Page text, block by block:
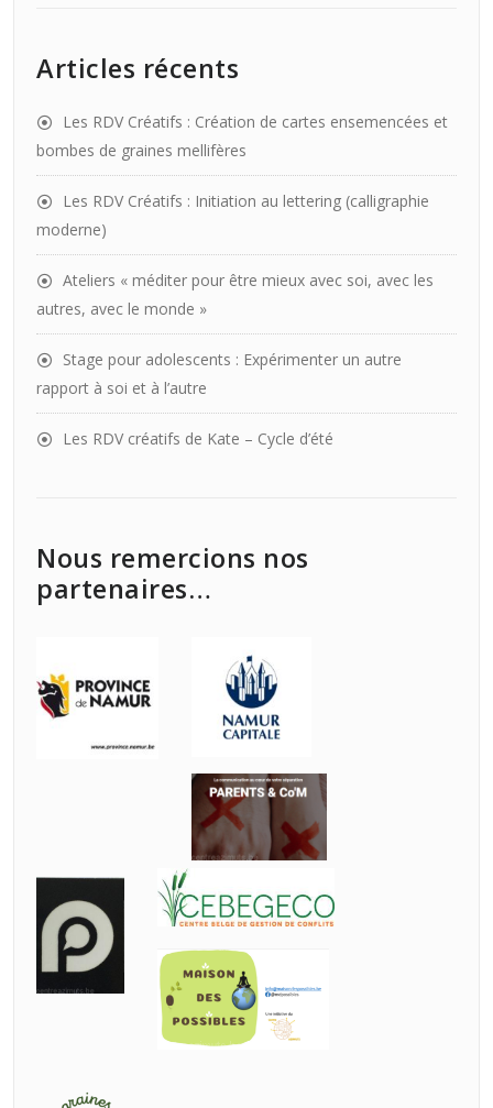
Articles récents
Les RDV Créatifs : Création de cartes ensemencées et
bombes de graines mellifères
Les RDV Créatifs : Initiation au lettering (calligraphie
moderne)
Ateliers « méditer pour être mieux avec soi, avec les
autres, avec le monde »
Stage pour adolescents : Expérimenter un autre
rapport à soi et à l’autre
Les RDV créatifs de Kate – Cycle d’été
Nous remercions nos
partenaires…